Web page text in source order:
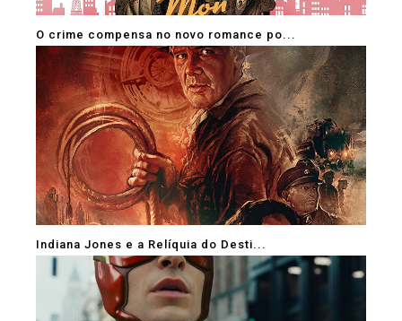
O crime compensa no novo romance po...
Indiana Jones e a Relíquia do Desti...